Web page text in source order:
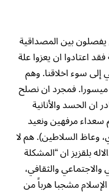
يفصلون بين المصداقية
فقد اعتادوا ان يعزوا علة
سوء اخلاقنا. وهم
ميسورا. فمجرد ان نصلح
ان الحسد والأنانية
مرفهين ونعيد
وعاظ السلاطين). هم لا
بلقزيز ان “المشكلة
والثقافي،
مشجبا هرباً من